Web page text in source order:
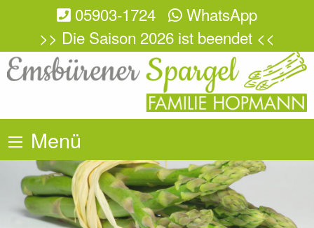
05903-1724
WhatsApp
>> Die Saison 2026 ist beendet <<
Menü